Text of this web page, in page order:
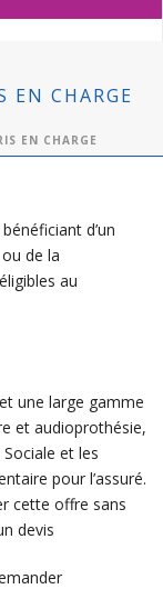
EN CHARGE
EN CHARGE
d’un
de la
au
une large gamme
et audioprothésie,
et les
pour l’assuré.
cette offre sans
devis.